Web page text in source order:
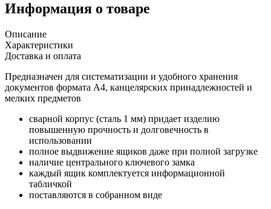
Информация о товаре
Описание
Характеристики
Доставка и оплата
Предназначен для систематизации и удобного хранения
документов формата А4, канцелярских принадлежностей и
мелких предметов
сварной корпус (сталь 1 мм) придает изделию
повышенную прочность и долговечность в
использовании
полное выдвижение ящиков даже при полной загрузке
наличие центрального ключевого замка
каждый ящик комплектуется информационной
табличкой
поставляются в собранном виде